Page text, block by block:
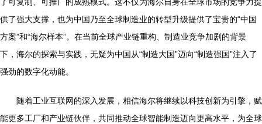
了可复制、可推广的成熟模式。这不仅为海尔自身在全球市场的竞争力提
供了强大支撑，也为中国乃至全球制造业的转型升级提供了宝贵的“中国
方案”和“海尔样本”。在当前全球产业链重构、制造业竞争加剧的背景
下，海尔的探索与实践，无疑为中国从“制造大国”迈向“制造强国”注入了
强劲的数字化动能。
随着工业互联网的深入发展，相信海尔将继续以科技创新为引擎，赋
能更多工厂和产业链伙伴，共同推动全球智能制造迈向更高水平，为全球